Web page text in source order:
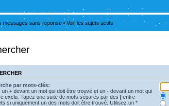
messages sans réponse • Voir les sujets actifs
par mots-clés:
un + devant un mot qui doit être trouvé et un - devant un mot qui
exclu. Tapez une suite de mots séparés par des | entre
si uniquement un des mots doit être trouvé. Utilisez un *